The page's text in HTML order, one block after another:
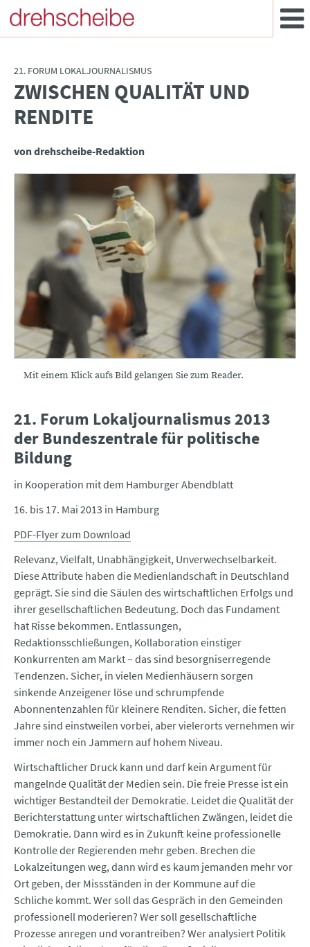
21. FORUM LOKALJOURNALISMUS
:ZWISCHEN QUALITÄT UND
RENDITE
von drehscheibe-Redaktion
Mit einem Klick aufs Bild gelangen Sie zum Reader.
21. Forum Lokaljournalismus 2013
der Bundeszentrale für politische
Bildung
in Kooperation mit dem Hamburger Abendblatt
16. bis 17. Mai 2013 in Hamburg
PDF-Flyer zum Download
Relevanz, Vielfalt, Unabhängigkeit, Unverwechselbarkeit.
Diese Attribute haben die Medienlandschaft in Deutschland
geprägt. Sie sind die Säulen des wirtschaftlichen Erfolgs und
ihrer gesellschaftlichen Bedeutung. Doch das Fundament
hat Risse bekommen. Entlassungen,
Redaktionsschließungen, Kollaboration einstiger
Konkurrenten am Markt – das sind besorgniserregende
Tendenzen. Sicher, in vielen Medienhäusern sorgen
sinkende Anzeigener löse und schrumpfende
Abonnentenzahlen für kleinere Renditen. Sicher, die fetten
Jahre sind einstweilen vorbei, aber vielerorts vernehmen wir
immer noch ein Jammern auf hohem Niveau.
Wirtschaftlicher Druck kann und darf kein Argument für
mangelnde Qualität der Medien sein. Die freie Presse ist ein
wichtiger Bestandteil der Demokratie. Leidet die Qualität der
Berichterstattung unter wirtschaftlichen Zwängen, leidet die
Demokratie. Dann wird es in Zukunft keine professionelle
Kontrolle der Regierenden mehr geben. Brechen die
Lokalzeitungen weg, dann wird es kaum jemanden mehr vor
Ort geben, der Missständen in der Kommune auf die
Schliche kommt. Wer soll das Gespräch in den Gemeinden
professionell moderieren? Wer soll gesellschaftliche
Prozesse anregen und vorantreiben? Wer analysiert Politik